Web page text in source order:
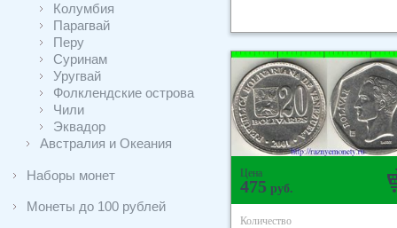
Колумбия
Парагвай
Перу
Суринам
Уругвай
Фолклендские острова
Чили
Эквадор
Австралия и Океания
Наборы монет
Монеты до 100 рублей
Цена
475 руб.
Количество